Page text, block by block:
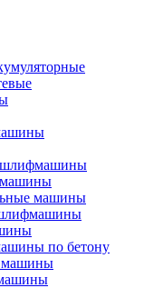
шлифмашины
машины
по бетону
машины